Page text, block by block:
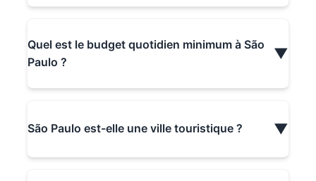
Quel est le budget quotidien minimum à São
Paulo ?
▼
São Paulo est-elle une ville touristique ? ▼